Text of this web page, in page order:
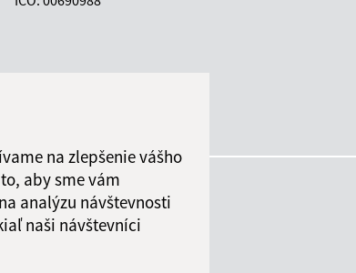
na zlepšenie vášho
aby sme vám
analýzu návštevnosti
naši návštevníci